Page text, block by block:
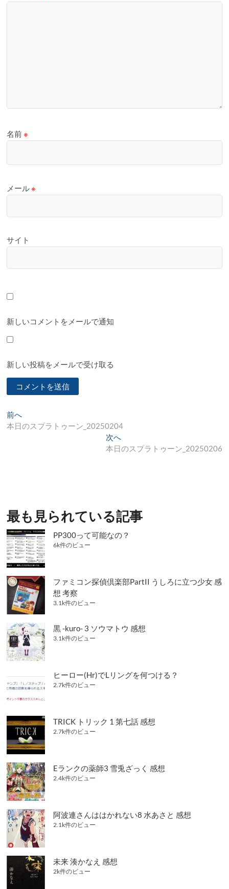
名前※
メール※
サイト
新しいコメントをメールで通知
新しい投稿をメールで受け取る
投
稿
シ
ョ
ン
前へ
去
本日のスプラトゥーン_20250204
次へ次
の
本日のスプラトゥーン_20250206
最も見られている記事
PP300って可能なの？
6k件のビュー
ファミコン探偵倶楽部PartII うしろに立つ少女 感
想 考察
3.1k件のビュー
黒 -kuro- 3 ソウマトウ 感想
3.1k件のビュー
ヒーロー(Hr)でLリングを何つける？
2.7k件のビュー
TRICK トリック 1 第七話 感想
2.7k件のビュー
Eランクの薬師3 雪兎ざっく 感想
2.4k件のビュー
阿波連さんははかれない8 水あさと 感想
2.1k件のビュー
未来 湊かなえ 感想
2k件のビュー